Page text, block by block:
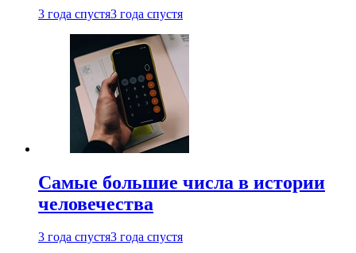
3 года спустя3 года спустя
Самые большие числа в истории
человечества
3 года спустя3 года спустя